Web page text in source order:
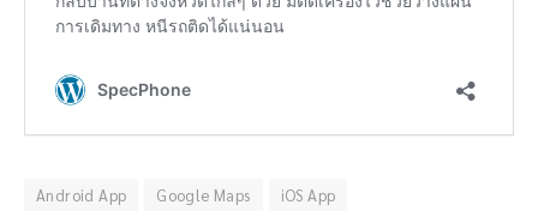
Android App Google Maps iOS App